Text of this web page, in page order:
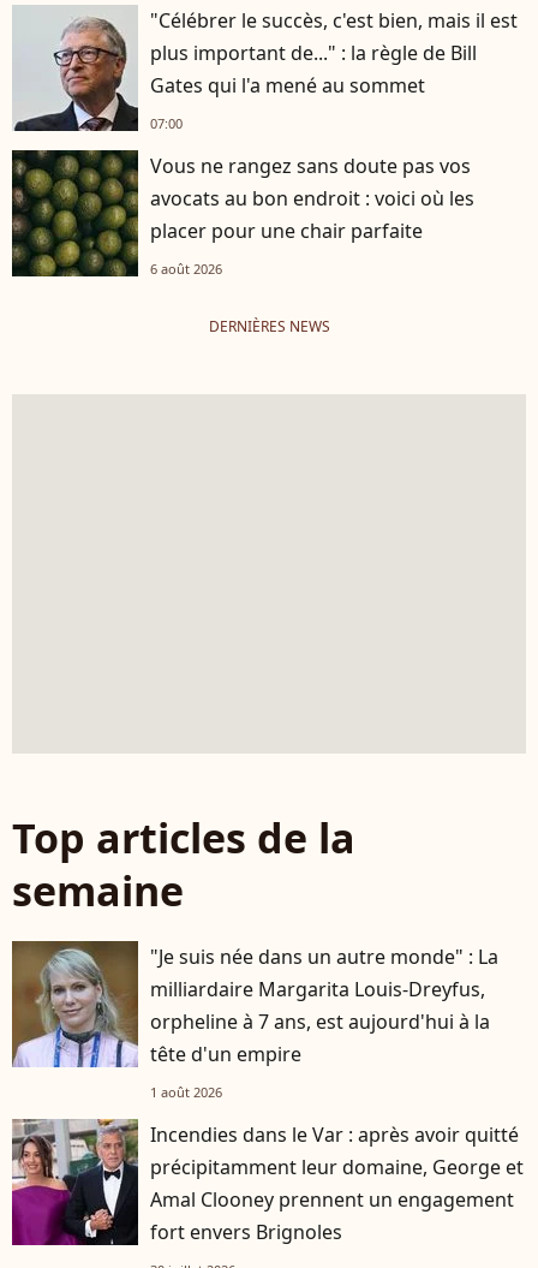
"Célébrer le succès, c'est bien, mais il est
plus important de..." : la règle de Bill
Gates qui l'a mené au sommet
07:00
Vous ne rangez sans doute pas vos
avocats au bon endroit : voici où les
placer pour une chair parfaite
6 août 2026
DERNIÈRES NEWS
Top articles de la
semaine
"Je suis née dans un autre monde" : La
milliardaire Margarita Louis-Dreyfus,
orpheline à 7 ans, est aujourd'hui à la
tête d'un empire
1 août 2026
Incendies dans le Var : après avoir quitté
précipitamment leur domaine, George et
Amal Clooney prennent un engagement
fort envers Brignoles